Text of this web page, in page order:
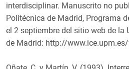
interdisciplinar. Manuscrito no
Politécnica de Madrid, Programa
el 2 septiembre del sitio web de la
de Madrid: http://